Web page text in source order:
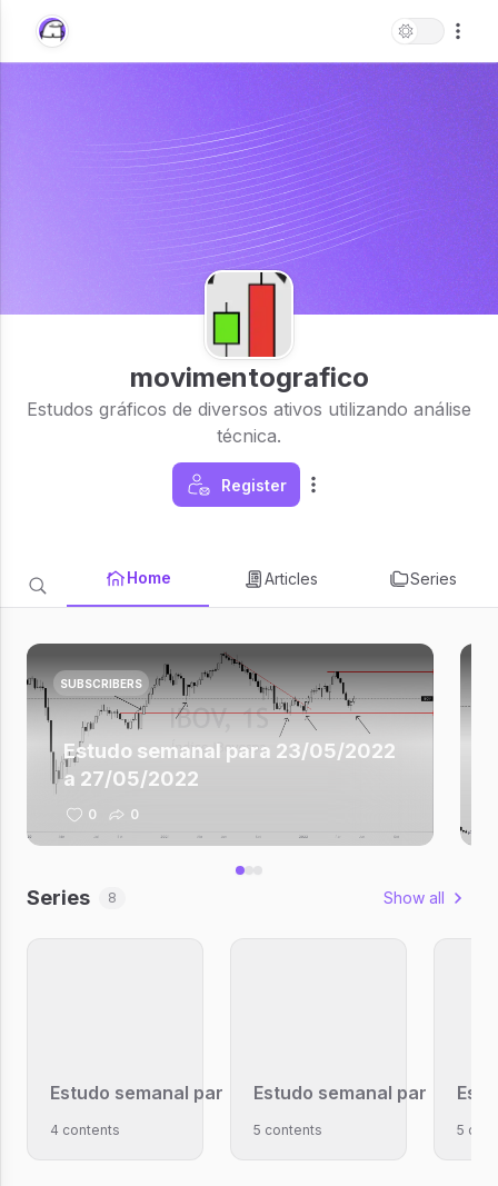
movimentografico
Estudos gráficos de diversos ativos utilizando análise
técnica.
Register
Home Articles Series
Estudo semanal para 23/05/2022
a 27/05/2022
0 0
SUBSCRIBERS
Series 8 Show all
Estudo semanal para 04 a 08 de Outubro de 2021
4 contents
Estudo semanal para 20 a
5 contents 5